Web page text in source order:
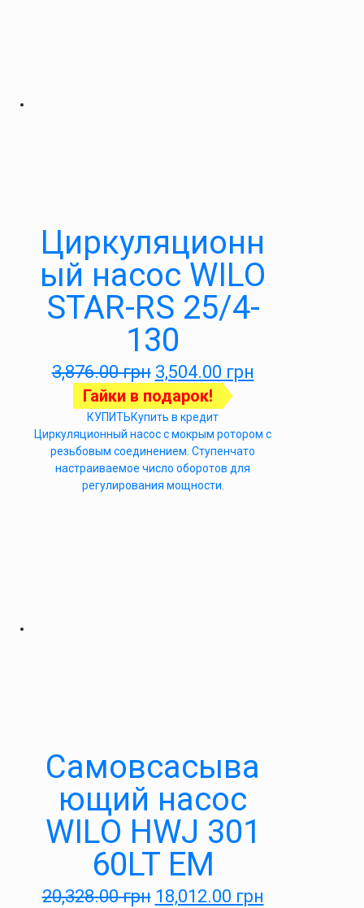
Циркуляционн
ый насос WILO
STAR-RS 25/4-
130
3,876.00грн 3,504.00 грн
Гайки в подарок!
КУПИТЬКупить в кредит
Циркуляционный насос с мокрым ротором с
резьбовым соединением. Ступенчато
настраиваемое число оборотов для
регулирования мощности.
Самовсасыва
ющий насос
WILO HWJ 301
60LT EM
20,328.00грн 18,012.00 грн